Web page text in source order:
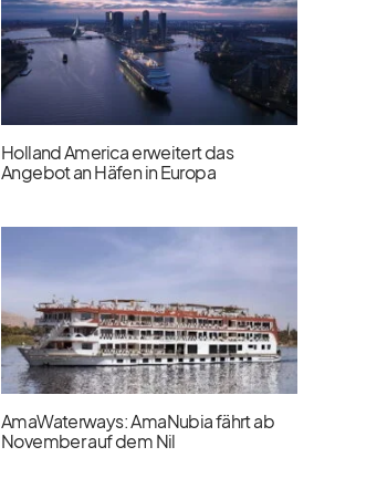
Holland America erweitert das
Angebot an Häfen in Europa
AmaWaterways: AmaNubia fährt ab
November auf dem Nil